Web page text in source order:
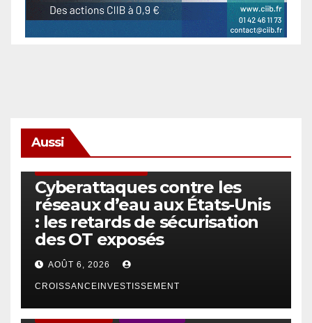
Aussi
Cyberattaques contre les
réseaux d’eau aux États-Unis
: les retards de sécurisation
des OT exposés
AOÛT 6, 2026
CROISSANCEINVESTISSEMENT